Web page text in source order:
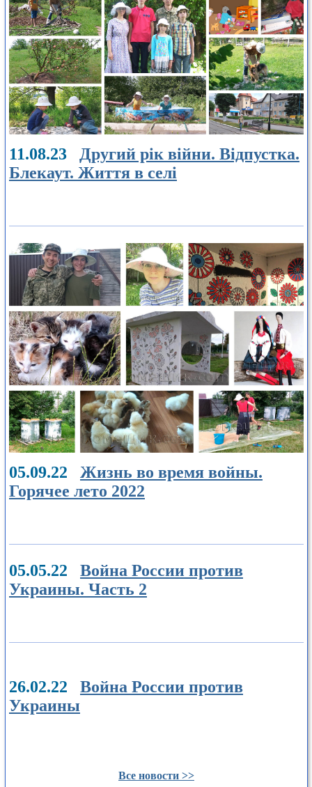
11.08.23 Другий рік війни. Відпустка.
Блекаут. Життя в селі
05.09.22 Жизнь во время войны.
Горячее лето 2022
05.05.22 Война России против
Украины. Часть 2
26.02.22 Война России против
Украины
Все новости >>